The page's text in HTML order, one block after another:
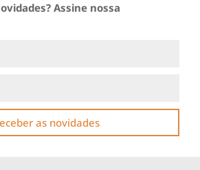
Assine nossa
as novidades